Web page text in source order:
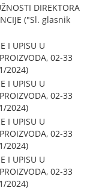
DIREKTORA
("Sl. glasnik
I UPISU U
02-33
2024)
I UPISU U
02-33
2024)
I UPISU U
02-33
2024)
I UPISU U
02-33
2024)